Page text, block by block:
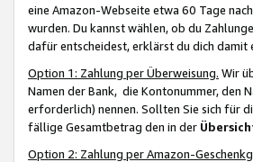
eine Amazon-Webseite etwa 60 Tage
wurden. Du kannst wählen, ob du
dafür entscheidest, erklärst du dich
Option 1: Zahlung per Überweisung. Wir
Namen der Bank, die Kontonummer, den
erforderlich) nennen. Sollten Sie sich für
fällige Gesamtbetrag den in der
Option 2: Zahlung per Amazon-